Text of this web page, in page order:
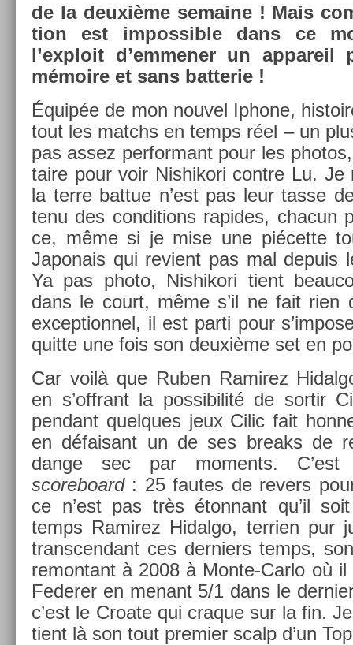
de la deuxième semaine ! Mais
tion est im­pos­sible dans ce
l’exploit d’em­men­er un ap­pareil
mémoire et sans bat­terie !
Équipée de mon nouvel Ip­hone,
tout les matchs en temps réel – un
pas assez per­for­mant pour les
taire pour voir Nis­hikori con­tre Lu. Je
la terre bat­tue n’est pas leur tasse
tenu des con­di­tions rapides, chacun
ce, même si je mise une piécette
Japonais qui re­vient pas mal de­puis
Ya pas photo, Nis­hikori tient
dans le court, même s’il ne fait rien
ex­cep­tion­nel, il est parti pour
quit­te une fois son deuxième set en
Car voilà que Ruben Ramirez
en s’offrant la pos­sibilité de sor­tir
pen­dant quel­ques jeux Cilic fait
en défaisant un de ses breaks de
dange sec par mo­ments.
scoreboard: 25 fautes de re­v­ers
ce n’est pas très éton­nant qu’il
temps Ramirez Hidal­go, ter­ri­en pur
trans­cen­dant ces de­rni­ers temps,
re­mon­tant à 2008 à Monte-Carlo où
Feder­er en menant 5/1 dans le
c’est le Croate qui craque sur la fin.
tient là son tout pre­mi­er scalp d’un